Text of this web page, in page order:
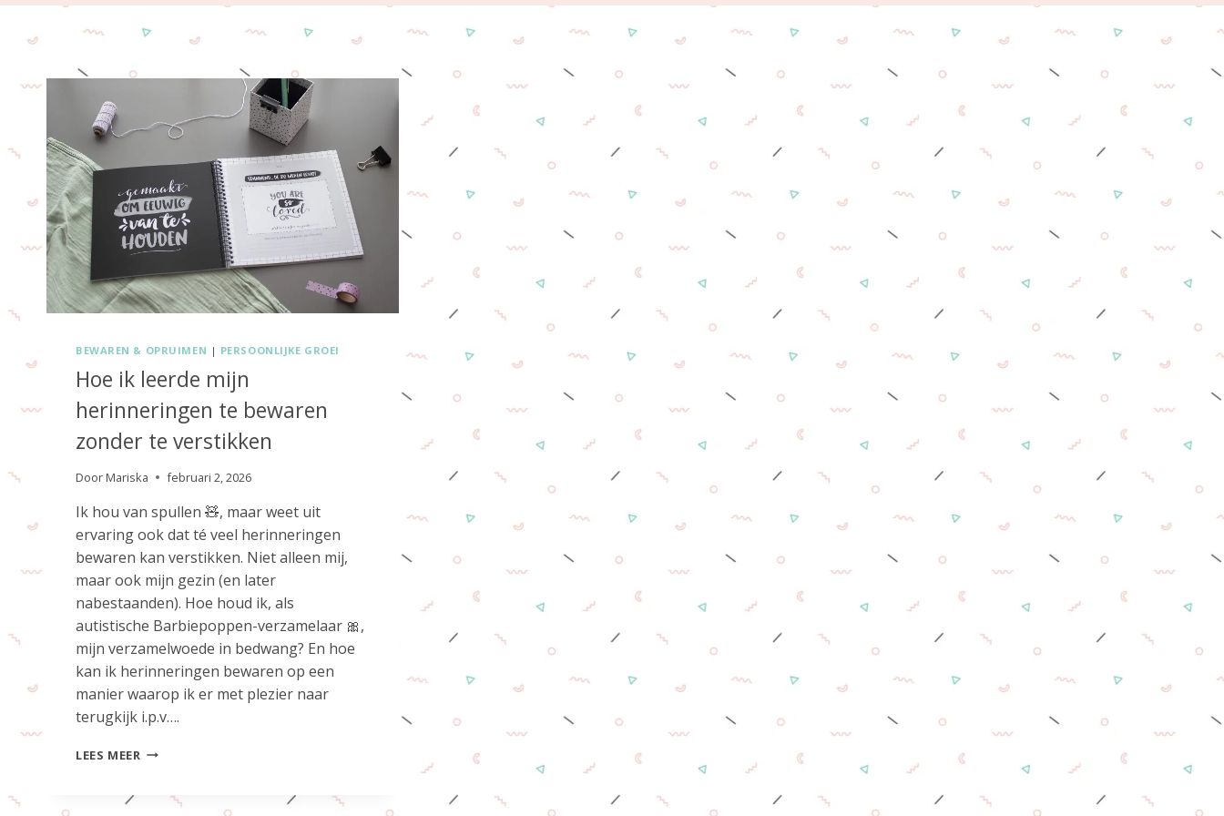
BEWAREN & OPRUIMEN | PERSOONLIJKE GROEI
Hoe ik leerde mijn
herinneringen te bewaren
zonder te verstikken
Door Mariska februari 2, 2026
Ik hou van spullen 🧸, maar weet uit
ervaring ook dat té veel herinneringen
bewaren kan verstikken. Niet alleen mij,
maar ook mijn gezin (en later
nabestaanden). Hoe houd ik, als
autistische Barbiepoppen-verzamelaar 🎀,
mijn verzamelwoede in bedwang? En hoe
kan ik herinneringen bewaren op een
manier waarop ik er met plezier naar
terugkijk i.p.v….
LEES MEER HOE